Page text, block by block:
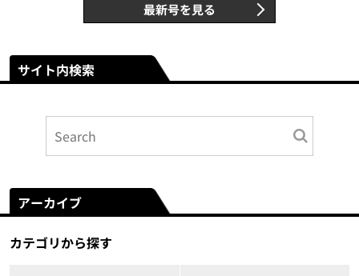
最新号を見る
サイト内検索
アーカイブ
カテゴリから探す